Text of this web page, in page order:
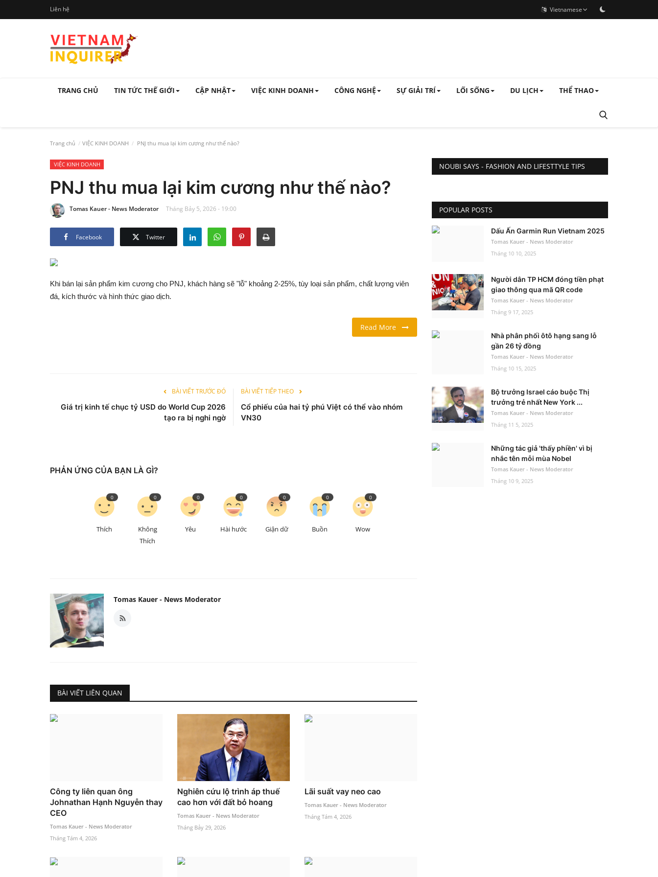
Liên hệ Vietnamese
TRANG CHỦ TIN TỨC THẾ GIỚI CẬP NHẬT VIỆC KINH DOANH CÔNG NGHỆ SỰ GIẢI TRÍ LỐI SỐNG DU LỊCH THỂ THAO
Trang chủ VIỆC KINH DOANH PNJ thu mua lại kim cương như thế nào?
VIỆC KINH DOANH
PNJ thu mua lại kim cương như thế nào?
Tomas Kauer - News Moderator Tháng Bảy 5, 2026 - 19:00
Facebook Twitter
Khi bán lại sản phẩm kim cương cho PNJ, khách hàng sẽ "lỗ" khoảng 2-25%, tùy loại sản phẩm, chất lượng viên
đá, kích thước và hình thức giao dịch.
Read More
BÀI VIẾT TRƯỚC ĐÓ
Giá trị kinh tế chục tỷ USD do World Cup 2026
tạo ra bị nghi ngờ
BÀI VIẾT TIẾP THEO
Cổ phiếu của hai tỷ phú Việt có thể vào nhóm
VN30
PHẢN ỨNG CỦA BẠN LÀ GÌ?
Thích
0
Không
Thích
0
Yêu
0
Hài hước
0
Giận dữ
0
Buồn
0
Wow
0
Tomas Kauer - News Moderator
BÀI VIẾT LIÊN QUAN
Công ty liên quan ông
Johnathan Hạnh Nguyễn thay
CEO
Tomas Kauer - News Moderator
Tháng Tám 4, 2026
Nghiên cứu lộ trình áp thuế
cao hơn với đất bỏ hoang
Tomas Kauer - News Moderator
Tháng Bảy 29, 2026
Lãi suất vay neo cao
Tomas Kauer - News Moderator
Tháng Tám 4, 2026
NOUBI SAYS - FASHION AND LIFESTTYLE TIPS
POPULAR POSTS
Dấu Ấn Garmin Run Vietnam 2025
Tomas Kauer - News Moderator
Tháng 10 10, 2025
Người dân TP HCM đóng tiền phạt
giao thông qua mã QR code
Tomas Kauer - News Moderator
Tháng 9 17, 2025
Nhà phân phối ôtô hạng sang lỗ
gần 26 tỷ đồng
Tomas Kauer - News Moderator
Tháng 10 15, 2025
Bộ trưởng Israel cáo buộc Thị
trưởng trẻ nhất New York ...
Tomas Kauer - News Moderator
Tháng 11 5, 2025
Những tác giả 'thấy phiền' vì bị
nhắc tên mỗi mùa Nobel
Tomas Kauer - News Moderator
Tháng 10 9, 2025